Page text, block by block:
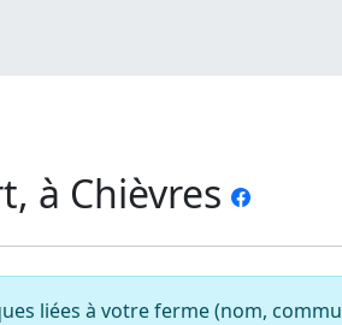
à Chièvres
liées à votre ferme (nom,